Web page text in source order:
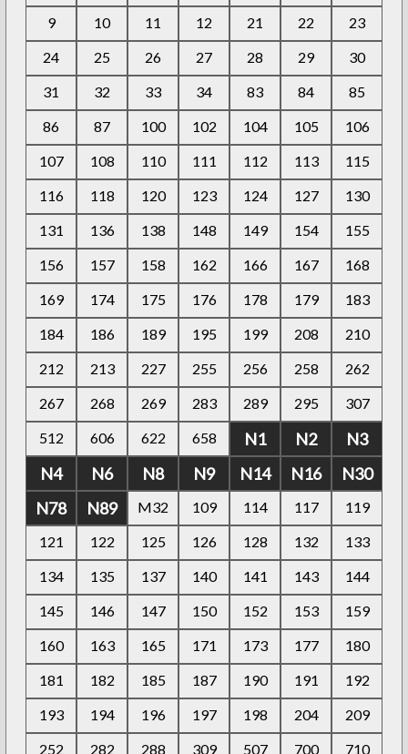
9
10 11 12 21 22
23
24
25 26 27 28 29
30
31
32 33 34 83 84
85
86
87 100 102 104 105
106
107
108 110 111 112 113
115
116
118 120 123 124 127
130
131
136 138 148 149 154
155
156
157 158 162 166 167
168
169
174 175 176 178 179
183
184
186 189 195 199 208
210
212
213 227 255 256 258
262
267
268 269 283 289 295
307
512
606 622 658 N1 N2
N3
N4
N6 N8 N9 N14 N16
N30
N78
N89 M32 109 114 117
119
121
122 125 126 128 132
133
134
135 137 140 141 143
144
145
146 147 150 152 153
159
160
163 165 171 173 177
180
181
182 185 187 190 191
192
193
194 196 197 198 204
209
252
282 288 309 507 700 710